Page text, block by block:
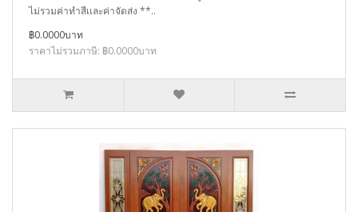
ไม่รวมค่าทำสีเเละค่าจัดส่ง **..
฿0.0000บาท
ราคาไม่รวมภาษี: ฿0.0000บาท